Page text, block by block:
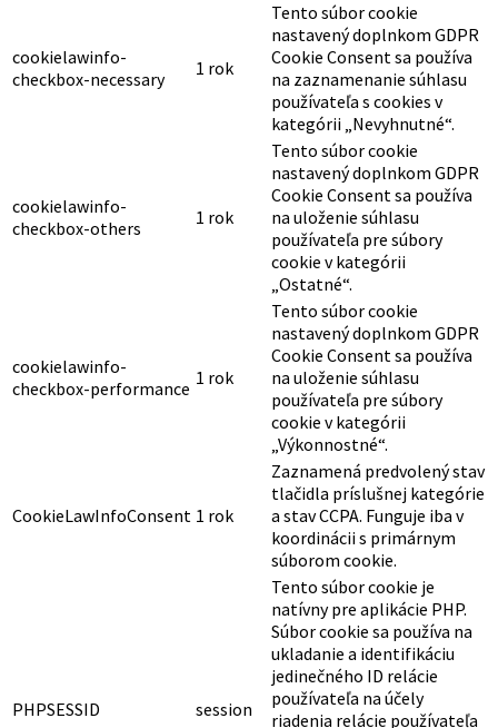
cookielawinfo-
checkbox-necessary
1 rok
Tento súbor cookie
nastavený doplnkom GDPR
Cookie Consent sa používa
na zaznamenanie súhlasu
používateľa s cookies v
kategórii „Nevyhnutné“.
cookielawinfo-
checkbox-others
1 rok
Tento súbor cookie
nastavený doplnkom GDPR
Cookie Consent sa používa
na uloženie súhlasu
používateľa pre súbory
cookie v kategórii
„Ostatné“.
cookielawinfo-
checkbox-performance 1 rok
Tento súbor cookie
nastavený doplnkom GDPR
Cookie Consent sa používa
na uloženie súhlasu
používateľa pre súbory
cookie v kategórii
„Výkonnostné“.
CookieLawInfoConsent 1 rok
Zaznamená predvolený stav
tlačidla príslušnej kategórie
a stav CCPA. Funguje iba v
koordinácii s primárnym
súborom cookie.
PHPSESSID session
Tento súbor cookie je
natívny pre aplikácie PHP.
Súbor cookie sa používa na
ukladanie a identifikáciu
jedinečného ID relácie
používateľa na účely
riadenia relácie používateľa